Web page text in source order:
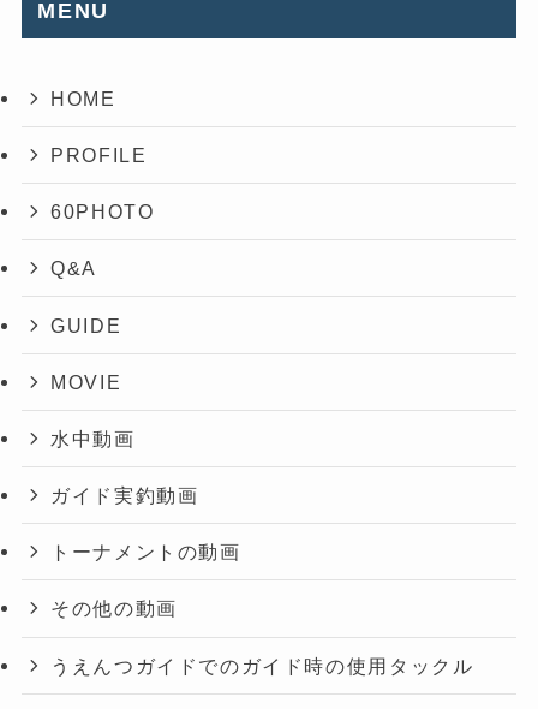
MENU
HOME
PROFILE
60PHOTO
Q&A
GUIDE
MOVIE
水中動画
ガイド実釣動画
トーナメントの動画
その他の動画
うえんつガイドでのガイド時の使用タックル